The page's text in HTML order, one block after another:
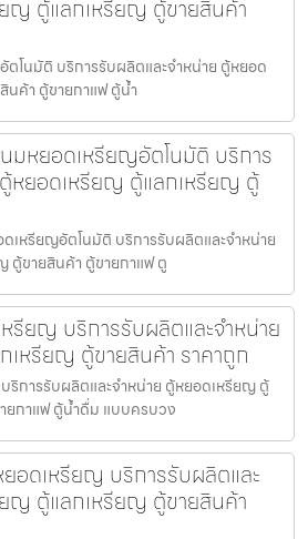
ญ ตู้แลกเหรียญ ตู้ขายสินค้า
โนมัติ บริการรับผลิตและจำหน่าย ตู้หยอด
นค้า ตู้ขายกาแฟ ตู้น้ำ
มหยอดเหรียญ​​อัตโนมัติ บริการ
หยอดเหรียญ ตู้แลกเหรียญ ตู้
เหรียญ​​อัตโนมัติ บริการรับผลิตและจำหน่าย
ตู้ขายสินค้า ตู้ขายกาแฟ ตู
รียญ บริการรับผลิตและจำหน่าย
หรียญ ตู้ขายสินค้า ราคาถูก
การรับผลิตและจำหน่าย ตู้หยอดเหรียญ ตู้
ยกาแฟ ตู้น้ำดื่ม แบบครบวง
อดเหรียญ​ บริการรับผลิตและ
ญ ตู้แลกเหรียญ ตู้ขายสินค้า